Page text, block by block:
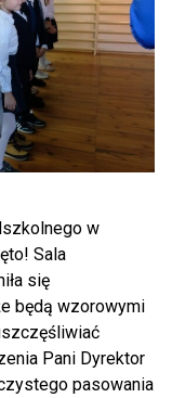
w
Sala
się
będą wzorowymi
Pani Dyrektor
pasowania